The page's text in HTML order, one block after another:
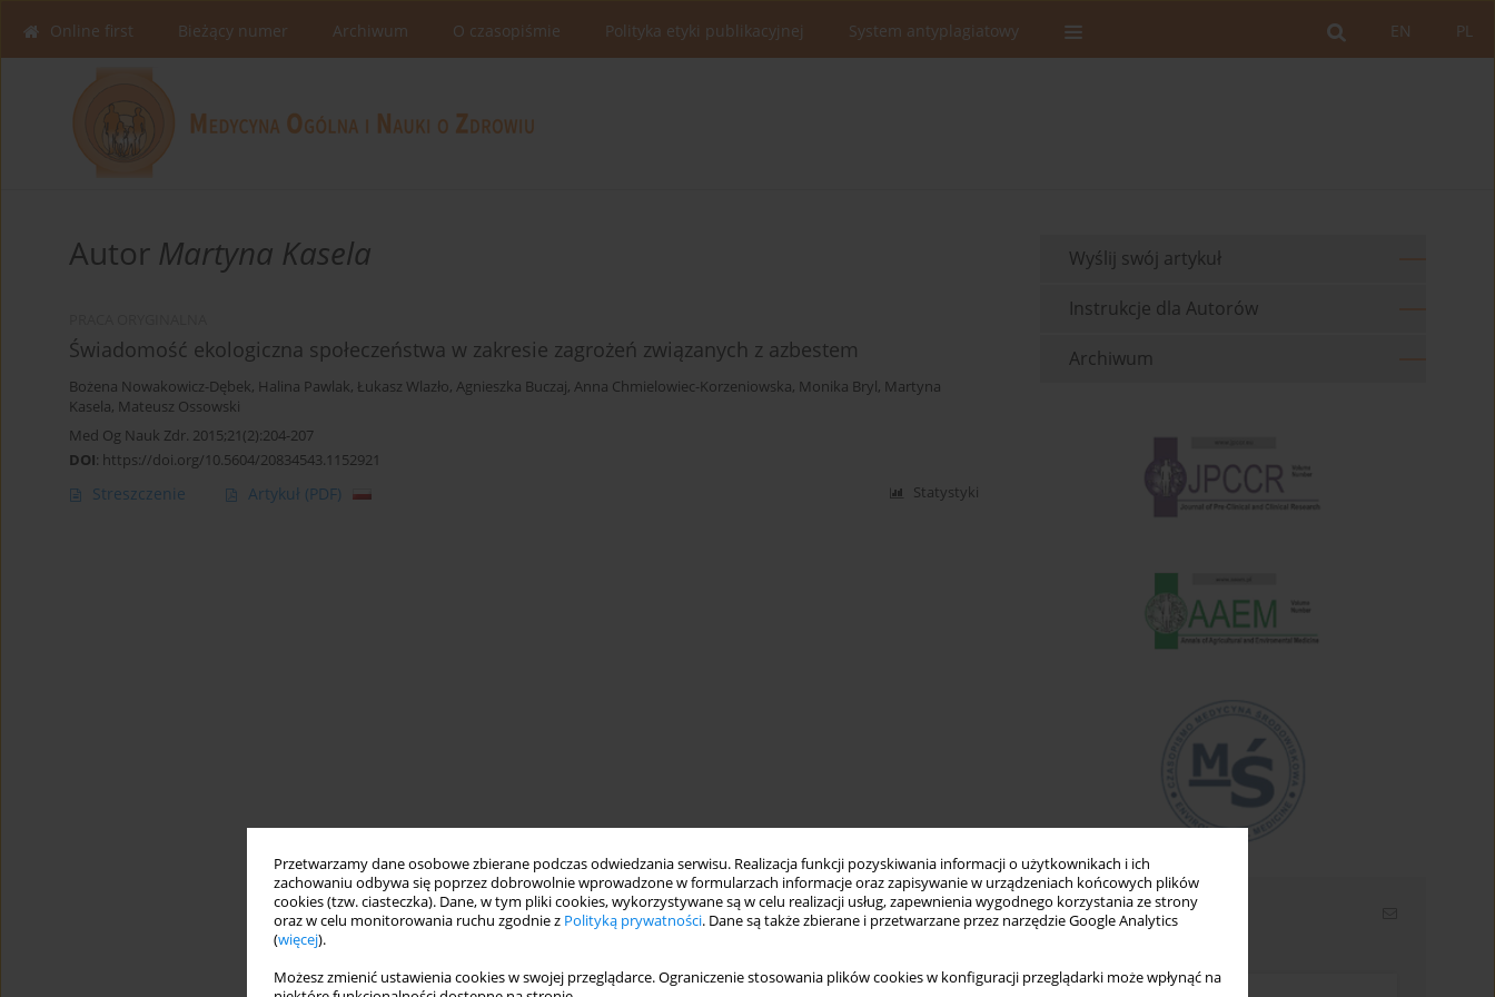
Przetwarzamy dane osobowe zbierane podczas odwiedzania serwisu. Realizacja funkcji pozyskiwania informacji o użytkownikach i ich
zachowaniu odbywa się poprzez dobrowolnie wprowadzone w formularzach informacje oraz zapisywanie w urządzeniach końcowych plików
cookies (tzw. ciasteczka). Dane, w tym pliki cookies, wykorzystywane są w celu realizacji usług, zapewnienia wygodnego korzystania ze strony
oraz w celu monitorowania ruchu zgodnie z Polityką prywatności. Dane są także zbierane i przetwarzane przez narzędzie Google Analytics
(więcej).
Możesz zmienić ustawienia cookies w swojej przeglądarce. Ograniczenie stosowania plików cookies w konfiguracji przeglądarki może wpłynąć na
PL
EN
Online first Bieżący numer Archiwum O czasopiśmie Polityka etyki publikacyjnej System antyplagiatowy
Autor Martyna Kasela
Świadomość ekologiczna społeczeństwa w zakresie zagrożeń związanych z azbestem
Bożena Nowakowicz-Dębek, Halina Pawlak, Łukasz Wlazło, Agnieszka Buczaj, Anna Chmielowiec-Korzeniowska, Monika Bryl, Martyna
Kasela, Mateusz Ossowski
Med Og Nauk Zdr. 2015;21(2):204-207
DOI: https://doi.org/10.5604/20834543.1152921
Streszczenie Artykuł (PDF) Statystyki
Wyślij swój artykuł
Instrukcje dla Autorów
Archiwum
Newsletter